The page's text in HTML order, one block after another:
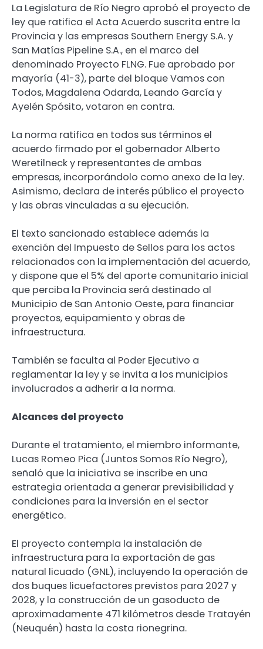
La Legislatura de Río Negro aprobó el proyecto de
ley que ratifica el Acta Acuerdo suscrita entre la
Provincia y las empresas Southern Energy S.A. y
San Matías Pipeline S.A., en el marco del
denominado Proyecto FLNG. Fue aprobado por
mayoría (41-3), parte del bloque Vamos con
Todos, Magdalena Odarda, Leando García y
Ayelén Spósito, votaron en contra.
La norma ratifica en todos sus términos el
acuerdo firmado por el gobernador Alberto
Weretilneck y representantes de ambas
empresas, incorporándolo como anexo de la ley.
Asimismo, declara de interés público el proyecto
y las obras vinculadas a su ejecución.
El texto sancionado establece además la
exención del Impuesto de Sellos para los actos
relacionados con la implementación del acuerdo,
y dispone que el 5% del aporte comunitario inicial
que perciba la Provincia será destinado al
Municipio de San Antonio Oeste, para financiar
proyectos, equipamiento y obras de
infraestructura.
También se faculta al Poder Ejecutivo a
reglamentar la ley y se invita a los municipios
involucrados a adherir a la norma.
Alcances del proyecto
Durante el tratamiento, el miembro informante,
Lucas Romeo Pica (Juntos Somos Río Negro),
señaló que la iniciativa se inscribe en una
estrategia orientada a generar previsibilidad y
condiciones para la inversión en el sector
energético.
El proyecto contempla la instalación de
infraestructura para la exportación de gas
natural licuado (GNL), incluyendo la operación de
dos buques licuefactores previstos para 2027 y
2028, y la construcción de un gasoducto de
aproximadamente 471 kilómetros desde Tratayén
(Neuquén) hasta la costa rionegrina.